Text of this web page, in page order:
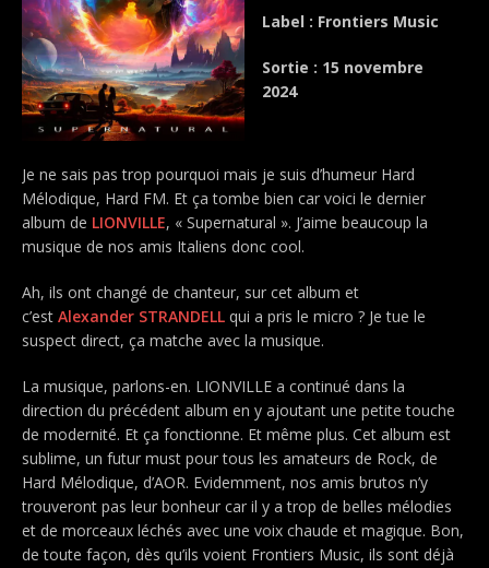
Label : Frontiers Music
Sortie : 15 novembre
2024
Je ne sais pas trop pourquoi mais je suis d’humeur Hard
Mélodique, Hard FM. Et ça tombe bien car voici le dernier
album de LIONVILLE, « Supernatural ». J’aime beaucoup la
musique de nos amis Italiens donc cool.
Ah, ils ont changé de chanteur, sur cet album et
c’est Alexander STRANDELL qui a pris le micro ? Je tue le
suspect direct, ça matche avec la musique.
La musique, parlons-en. LIONVILLE a continué dans la
direction du précédent album en y ajoutant une petite touche
de modernité. Et ça fonctionne. Et même plus. Cet album est
sublime, un futur must pour tous les amateurs de Rock, de
Hard Mélodique, d’AOR. Evidemment, nos amis brutos n’y
trouveront pas leur bonheur car il y a trop de belles mélodies
et de morceaux léchés avec une voix chaude et magique. Bon,
de toute façon, dès qu’ils voient Frontiers Music, ils sont déjà